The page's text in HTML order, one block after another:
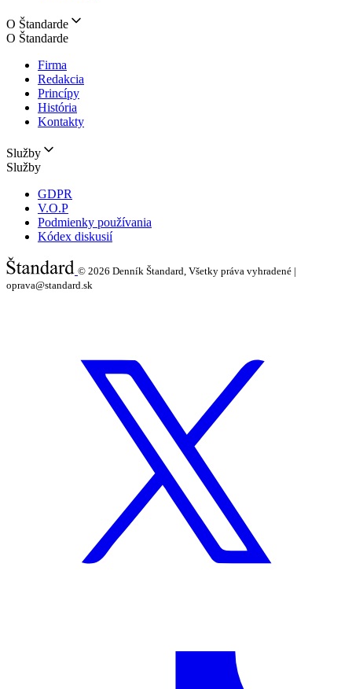
O Štandarde
O Štandarde
Firma
Redakcia
Princípy
História
Kontakty
Služby
Služby
GDPR
V.O.P
Podmienky používania
Kódex diskusií
© 2026 Denník Štandard, Všetky práva vyhradené |
oprava@standard.sk